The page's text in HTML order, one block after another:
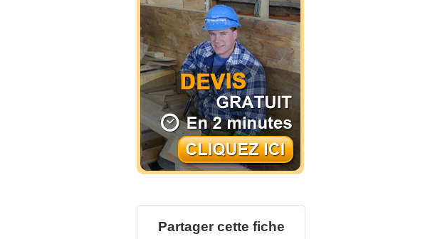
Partager cette fiche